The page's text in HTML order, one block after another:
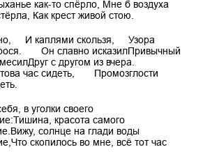
как-то спёрло, Мне б воздуха
Как крест живой стою.
И каплями скользя, Узора
Он славно исказилПривычный
с другом из вчера.
час сидеть, Промозглости
в уголки своего
красота самого
солнце на глади воды
скопилось во мне, всё тот час